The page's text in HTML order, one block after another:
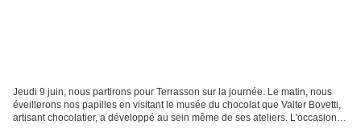
Jeudi 9 juin, nous partirons pour Terrasson sur la journée. Le matin, nous
éveillerons nos papilles en visitant le musée du chocolat que Valter Bovetti,
artisant chocolatier, a développé au sein même de ses ateliers. L'occasion